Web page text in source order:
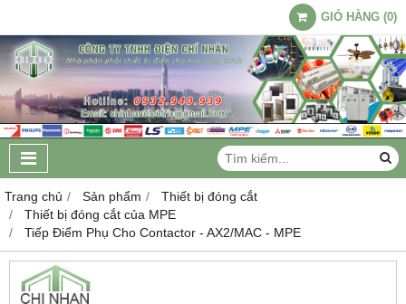
GIỎ HÀNG (0)
Trang chủ Sản phẩm
Thiết bị đóng cắt
Thiết bị đóng cắt của MPE
Tiếp Điểm Phụ Cho Contactor - AX2/MAC - MPE